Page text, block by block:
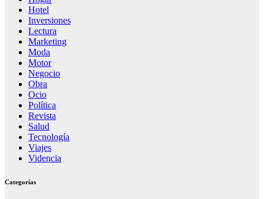
Hotel
Inversiones
Lectura
Marketing
Moda
Motor
Negocio
Obra
Ocio
Política
Revista
Salud
Tecnología
Viajes
Videncia
Categorías